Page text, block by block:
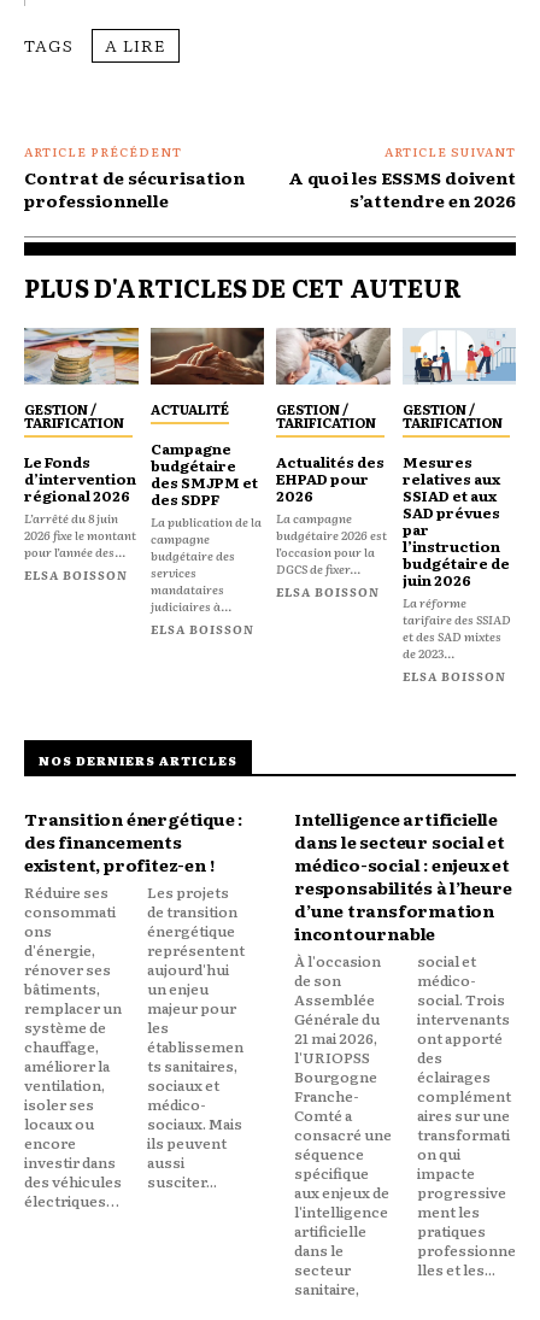
TAGS A LIRE
ARTICLE PRÉCÉDENT
Contrat de sécurisation
professionnelle
ARTICLE SUIVANT
A quoi les ESSMS doivent
s’attendre en 2026
PLUS D'ARTICLES DE CET AUTEUR
GESTION /
TARIFICATION
Le Fonds
d’intervention
régional 2026
L’arrêté du 8 juin
2026 fixe le montant
pour l’année des...
ELSA BOISSON
ACTUALITÉ
Campagne
budgétaire
des SMJPM et
des SDPF
La publication de la
campagne
budgétaire des
services
mandataires
judiciaires à...
ELSA BOISSON
GESTION /
TARIFICATION
Actualités des
EHPAD pour
2026
La campagne
budgétaire 2026 est
l’occasion pour la
DGCS de fixer...
ELSA BOISSON
GESTION /
TARIFICATION
Mesures
relatives aux
SSIAD et aux
SAD prévues
par
l’instruction
budgétaire de
juin 2026
La réforme
tarifaire des SSIAD
et des SAD mixtes
de 2023...
ELSA BOISSON
NOS DERNIERS ARTICLES
Transition énergétique :
des financements
existent, profitez-en !
Réduire ses
consommati
ons
d'énergie,
rénover ses
bâtiments,
remplacer un
système de
chauffage,
améliorer la
ventilation,
isoler ses
locaux ou
encore
investir dans
des véhicules
électriques…
Les projets
de transition
énergétique
représentent
aujourd'hui
un enjeu
majeur pour
les
établissemen
ts sanitaires,
sociaux et
médico-
sociaux. Mais
ils peuvent
aussi
susciter...
Intelligence artificielle
dans le secteur social et
médico-social : enjeux et
responsabilités à l’heure
d’une transformation
incontournable
À l'occasion
de son
Assemblée
Générale du
21 mai 2026,
l'URIOPSS
Bourgogne
Franche-
Comté a
consacré une
séquence
spécifique
aux enjeux de
l'intelligence
artificielle
dans le
secteur
sanitaire,
social et
médico-
social. Trois
intervenants
ont apporté
des
éclairages
complément
aires sur une
transformati
on qui
impacte
progressive
ment les
pratiques
professionne
lles et les...